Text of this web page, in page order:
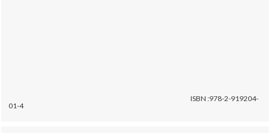
ISBN :978-2-919204-
01-4